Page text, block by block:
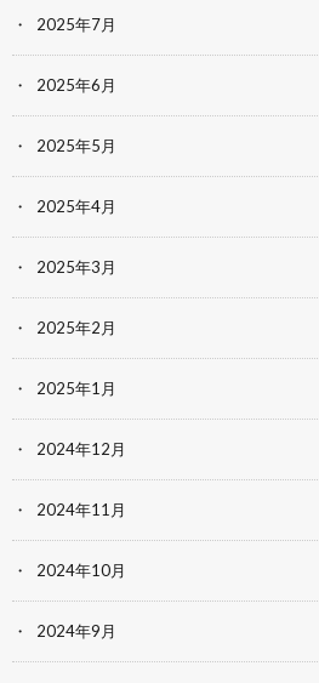
2025年7月
2025年6月
2025年5月
2025年4月
2025年3月
2025年2月
2025年1月
2024年12月
2024年11月
2024年10月
2024年9月